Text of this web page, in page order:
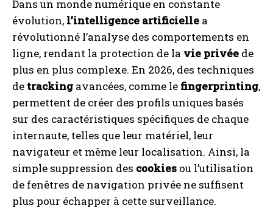
Dans un monde numérique en constante
évolution, l’intelligence artificielle a
révolutionné l’analyse des comportements en
ligne, rendant la protection de la vie privée de
plus en plus complexe. En 2026, des techniques
de tracking avancées, comme le fingerprinting,
permettent de créer des profils uniques basés
sur des caractéristiques spécifiques de chaque
internaute, telles que leur matériel, leur
navigateur et même leur localisation. Ainsi, la
simple suppression des cookies ou l’utilisation
de fenêtres de navigation privée ne suffisent
plus pour échapper à cette surveillance.